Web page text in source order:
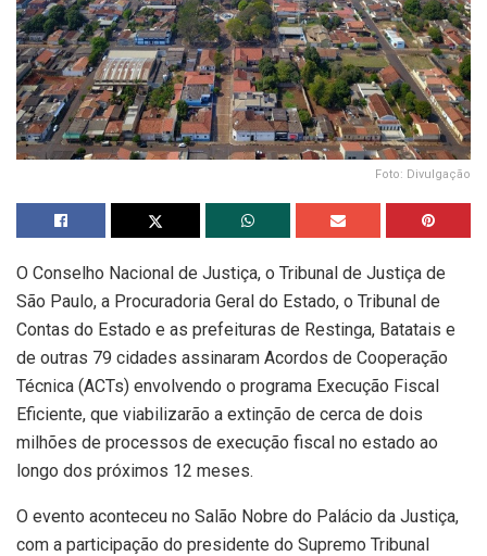
Foto: Divulgação
O Conselho Nacional de Justiça, o Tribunal de Justiça de
São Paulo, a Procuradoria Geral do Estado, o Tribunal de
Contas do Estado e as prefeituras de Restinga, Batatais e
de outras 79 cidades assinaram Acordos de Cooperação
Técnica (ACTs) envolvendo o programa Execução Fiscal
Eficiente, que viabilizarão a extinção de cerca de dois
milhões de processos de execução fiscal no estado ao
longo dos próximos 12 meses.
O evento aconteceu no Salão Nobre do Palácio da Justiça,
com a participação do presidente do Supremo Tribunal